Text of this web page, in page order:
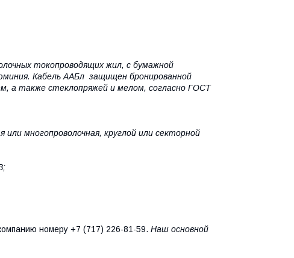
токопроводящих жил, с бумажной
Кабель ААБл защищен бронированной
а также стеклопряжей и мелом, согласно ГОСТ
многопроволочная, круглой или секторной
номеру +7 (717) 226-81-59. Наш основной